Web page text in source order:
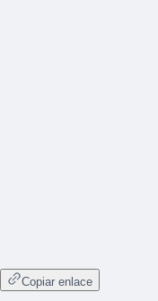
Copiar enlace